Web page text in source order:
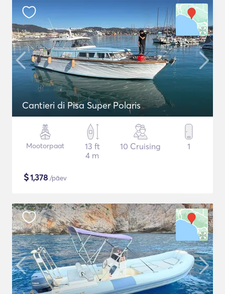
Cantieri di Pisa Super Polaris
Mootorpaat
13 ft
4 m
10 Cruising 1
$1,378 /päev